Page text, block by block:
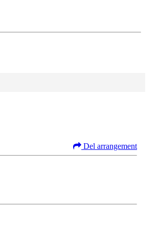
Del arrangement